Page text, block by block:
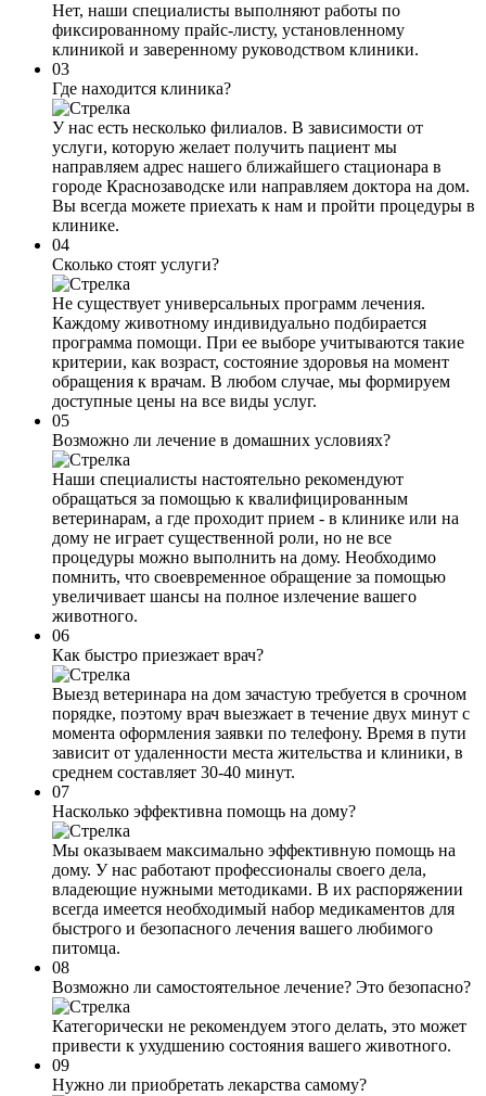
Нет, наши специалисты выполняют работы по
фиксированному прайс-листу, установленному
клиникой и заверенному руководством клиники.
03
Где находится клиника?
У нас есть несколько филиалов. В зависимости от
услуги, которую желает получить пациент мы
направляем адрес нашего ближайшего стационара в
городе Краснозаводске или направляем доктора на дом.
Вы всегда можете приехать к нам и пройти процедуры в
клинике.
04
Сколько стоят услуги?
Не существует универсальных программ лечения.
Каждому животному индивидуально подбирается
программа помощи. При ее выборе учитываются такие
критерии, как возраст, состояние здоровья на момент
обращения к врачам. В любом случае, мы формируем
доступные цены на все виды услуг.
05
Возможно ли лечение в домашних условиях?
Наши специалисты настоятельно рекомендуют
обращаться за помощью к квалифицированным
ветеринарам, а где проходит прием - в клинике или на
дому не играет существенной роли, но не все
процедуры можно выполнить на дому. Необходимо
помнить, что своевременное обращение за помощью
увеличивает шансы на полное излечение вашего
животного.
06
Как быстро приезжает врач?
Выезд ветеринара на дом зачастую требуется в срочном
порядке, поэтому врач выезжает в течение двух минут с
момента оформления заявки по телефону. Время в пути
зависит от удаленности места жительства и клиники, в
среднем составляет 30-40 минут.
07
Насколько эффективна помощь на дому?
Мы оказываем максимально эффективную помощь на
дому. У нас работают профессионалы своего дела,
владеющие нужными методиками. В их распоряжении
всегда имеется необходимый набор медикаментов для
быстрого и безопасного лечения вашего любимого
питомца.
08
Возможно ли самостоятельное лечение? Это безопасно?
Категорически не рекомендуем этого делать, это может
привести к ухудшению состояния вашего животного.
09
Нужно ли приобретать лекарства самому?